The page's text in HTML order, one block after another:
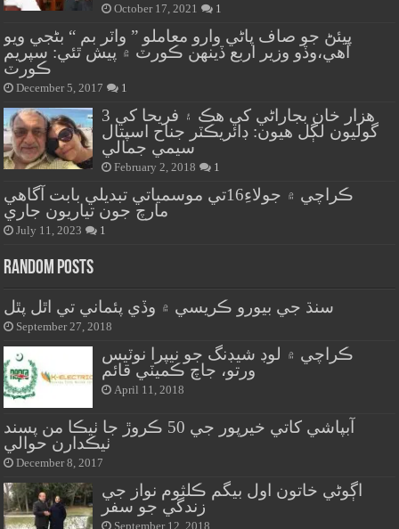
October 17, 2021 1
پيئڻ جو صاف پاڻي وارو معاملو ” واٽر بم “ بڻجي ويو
آهي،وڏو وزير اربع ڏينهن ڪورٽ ۾ پيش ٿئي: سپريم
ڪورٽ
December 5, 2017 1
هزار خان بجاراڻي کي هڪ ۽ فريحا کي 3
گوليون لڳل هيون: ڊائريڪٽر جناح اسپتال
سيمي جمالي
February 2, 2018 1
ڪراچي ۾ جولاءِ16تي موسمياتي تبديلي بابت آگاهي
مارچ جون تياريون جاري
July 11, 2023 1
Random Posts
سنڌ جي بيورو ڪريسي ۾ وڏي پئماني تي اٿل پٿل
September 27, 2018
ڪراچي ۾ لوڊ شيڊنگ جو نيپرا نوٽيس
ورتو، جاچ ڪميٽي قائم
April 11, 2018
آبپاشي کاتي خيرپور جي 50 ڪروڙ جا ٺيڪا من پسند
ٺيڪدارن حوالي
December 8, 2017
اڳوڻي خاتون اول بيگم ڪلثوم نواز جي
زندگي جو سفر
September 12, 2018